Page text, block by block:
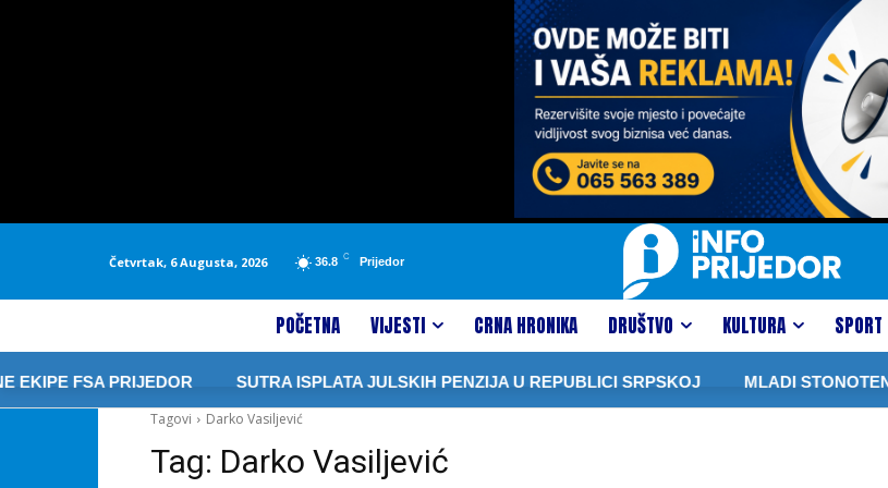
Četvrtak, 6 Augusta, 2026 36.8 C Prijedor
POČETNA VIJESTI CRNA HRONIKA DRUŠTVO KULTURA SPORT
FSA PRIJEDOR SUTRA ISPLATA JULSKIH PENZIJA U REPUBLICI SRPSKOJ MLADI
Tagovi
Darko Vasiljević
Tag: Darko Vasiljević